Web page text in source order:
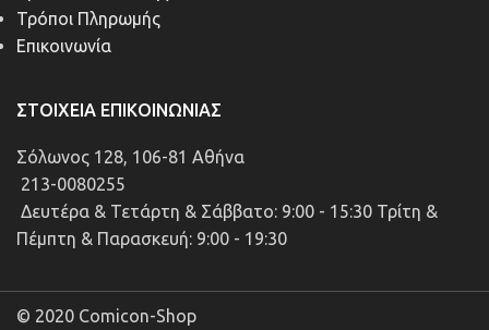
Τρόποι Πληρωμής
Επικοινωνία
ΣΤΟΙΧΕΊΑ ΕΠΙΚΟΙΝΩΝΊΑΣ
Σόλωνος 128, 106-81 Αθήνα
213-0080255
Δευτέρα & Τετάρτη & Σάββατο: 9:00 - 15:30 Τρίτη &
Πέμπτη & Παρασκευή: 9:00 - 19:30
© 2020 Comicon-Shop